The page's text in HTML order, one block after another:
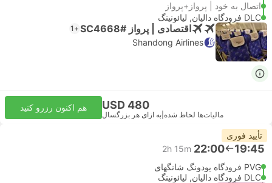
اتصال به خود | پرواز+پرواز
DLC فرودگاه دالیان, لیائونینگ
اقتصادی | پرواز #SC4668 +1
Shandong Airlines
USD 480
مالیات‌ها لحاظ شده به ازای هر بزرگسال
هم اکنون رزرو کنید
تأیید فوری
19:45
22:00
2h 15m
PVG فرودگاه پودونگ شانگهای
DLC فرودگاه دالیان, لیائونینگ